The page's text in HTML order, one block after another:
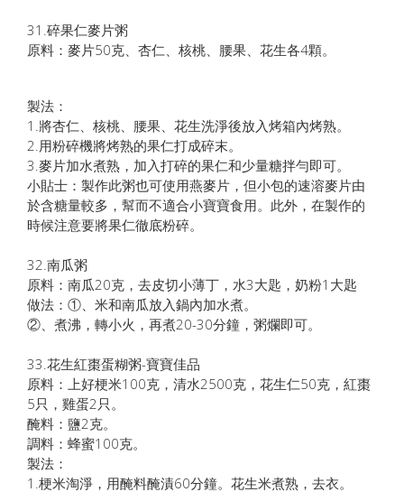
31.碎果仁麥片粥
原料：麥片50克、杏仁、核桃、腰果、花生各4顆。
製法：
1.將杏仁、核桃、腰果、花生洗淨後放入烤箱內烤熟。
2.用粉碎機將烤熟的果仁打成碎末。
3.麥片加水煮熟，加入打碎的果仁和少量糖拌勻即可。
小貼士：製作此粥也可使用燕麥片，但小包的速溶麥片由
於含糖量較多，幫而不適合小寶寶食用。此外，在製作的
時候注意要將果仁徹底粉碎。
32.南瓜粥
原料：南瓜20克，去皮切小薄丁，水3大匙，奶粉1大匙
做法：①、米和南瓜放入鍋內加水煮。
②、煮沸，轉小火，再煮20-30分鐘，粥爛即可。
33.花生紅棗蛋糊粥-寶寶佳品
原料：上好梗米100克，清水2500克，花生仁50克，紅棗
5只，雞蛋2只。
醃料：鹽2克。
調料：蜂蜜100克。
製法：
1.梗米淘淨，用醃料醃漬60分鐘。花生米煮熟，去衣。